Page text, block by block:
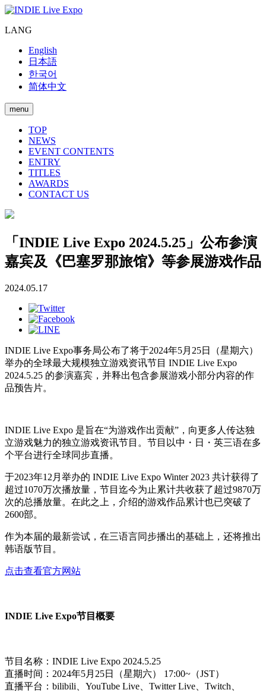
LANG
English
日本語
한국어
简体中文
menu
TOP
NEWS
EVENT CONTENTS
ENTRY
TITLES
AWARDS
CONTACT US
「INDIE Live Expo 2024.5.25」公布参演
嘉宾及《巴塞罗那旅馆》等参展游戏作品
2024.05.17
INDIE Live Expo事务局公布了将于2024年5月25日（星期六）
举办的全球最大规模独立游戏资讯节目 INDIE Live Expo
2024.5.25 的参演嘉宾，并释出包含参展游戏小部分内容的作
品预告片。
INDIE Live Expo 是旨在“为游戏作出贡献”，向更多人传达独
立游戏魅力的独立游戏资讯节目。节目以中・日・英三语在多
个平台进行全球同步直播。
于2023年12月举办的 INDIE Live Expo Winter 2023 共计获得了
超过1070万次播放量，节目迄今为止累计共收获了超过9870万
次的总播放量。在此之上，介绍的游戏作品累计也已突破了
2600部。
作为本届的最新尝试，在三语言同步播出的基础上，还将推出
韩语版节目。
点击查看官方网站
INDIE Live Expo节目概要
节目名称：INDIE Live Expo 2024.5.25
直播时间：2024年5月25日（星期六） 17:00~（JST）
直播平台：bilibili、YouTube Live、Twitter Live、Twitch、